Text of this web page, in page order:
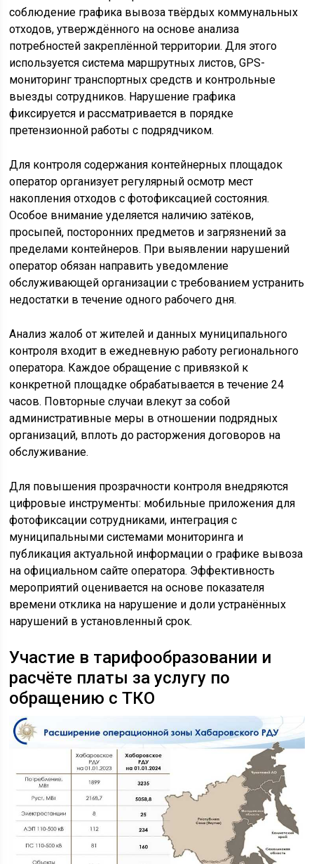
соблюдение графика вывоза твёрдых коммунальных
отходов, утверждённого на основе анализа
потребностей закреплённой территории. Для этого
используется система маршрутных листов, GPS-
мониторинг транспортных средств и контрольные
выезды сотрудников. Нарушение графика
фиксируется и рассматривается в порядке
претензионной работы с подрядчиком.
Для контроля содержания контейнерных площадок
оператор организует регулярный осмотр мест
накопления отходов с фотофиксацией состояния.
Особое внимание уделяется наличию затёков,
просыпей, посторонних предметов и загрязнений за
пределами контейнеров. При выявлении нарушений
оператор обязан направить уведомление
обслуживающей организации с требованием устранить
недостатки в течение одного рабочего дня.
Анализ жалоб от жителей и данных муниципального
контроля входит в ежедневную работу регионального
оператора. Каждое обращение с привязкой к
конкретной площадке обрабатывается в течение 24
часов. Повторные случаи влекут за собой
административные меры в отношении подрядных
организаций, вплоть до расторжения договоров на
обслуживание.
Для повышения прозрачности контроля внедряются
цифровые инструменты: мобильные приложения для
фотофиксации сотрудниками, интеграция с
муниципальными системами мониторинга и
публикация актуальной информации о графике вывоза
на официальном сайте оператора. Эффективность
мероприятий оценивается на основе показателя
времени отклика на нарушение и доли устранённых
нарушений в установленный срок.
Участие в тарифообразовании и
расчёте платы за услугу по
обращению с ТКО